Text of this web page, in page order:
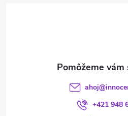
ahoj@
+421 948